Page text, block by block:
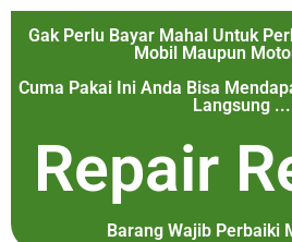
Gak Perlu Bayar Mahal Untuk
Mobil Maupun
Cuma Pakai Ini Anda Bisa
Langsung
Repair
Barang Wajib Perbaiki